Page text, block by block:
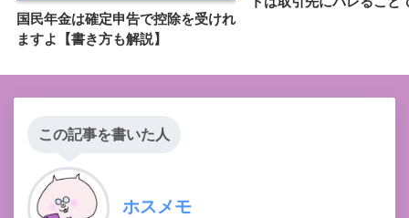
国民年金は確定申告で控除を受けれ
ますよ【書き方も解説】
この記事を書いた人
ホスメモ